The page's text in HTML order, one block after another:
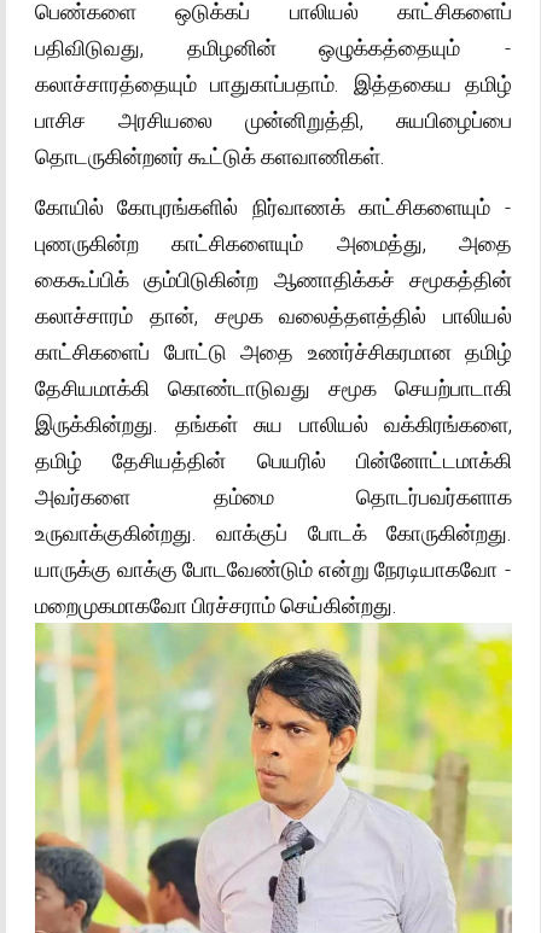
பெண்களை ஒடுக்கப் பாலியல் காட்சிகளைப்
பதிவிடுவது, தமிழனின் ஒழுக்கத்தையும் -
கலாச்சாரத்தையும் பாதுகாப்பதாம். இத்தகைய தமிழ்
பாசிச அரசியலை முன்னிறுத்தி, சுயபிழைப்பை
தொடருகின்றனர் கூட்டுக் களவாணிகள்.
கோயில் கோபுரங்களில் நிர்வாணக் காட்சிகளையும் -
புணருகின்ற காட்சிகளையும் அமைத்து, அதை
கைகூப்பிக் கும்பிடுகின்ற ஆணாதிக்கச் சமூகத்தின்
கலாச்சாரம் தான், சமூக வலைத்தளத்தில் பாலியல்
காட்சிகளைப் போட்டு அதை உணர்ச்சிகரமான தமிழ்
தேசியமாக்கி கொண்டாடுவது சமூக செயற்பாடாகி
இருக்கின்றது. தங்கள் சுய பாலியல் வக்கிரங்களை,
தமிழ் தேசியத்தின் பெயரில் பின்னோட்டமாக்கி
அவர்களை தம்மை தொடர்பவர்களாக
உருவாக்குகின்றது. வாக்குப் போடக் கோருகின்றது.
யாருக்கு வாக்கு போடவேண்டும் என்று நேரடியாகவோ -
மறைமுகமாகவோ பிரச்சராம் செய்கின்றது.